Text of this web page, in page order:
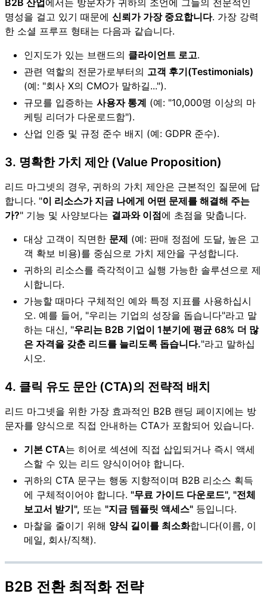
명성을 걸고 있기 때문에 신뢰가 가장 중요합니다. 가장 강력
한 소셜 프루프 형태는 다음과 같습니다.
인지도가 있는 브랜드의 클라이언트 로고.
관련 역할의 전문가로부터의 고객 후기(Testimonials)
(예: "회사 X의 CMO가 말하길...").
규모를 입증하는 사용자 통계 (예: "10,000명 이상의 마
케팅 리더가 다운로드함").
산업 인증 및 규정 준수 배지 (예: GDPR 준수).
3. 명확한 가치 제안 (Value Proposition)
리드 마그넷의 경우, 귀하의 가치 제안은 근본적인 질문에 답
합니다. "이 리소스가 지금 나에게 어떤 문제를 해결해 주는
가?" 기능 및 사양보다는 결과와 이점에 초점을 맞춥니다.
대상 고객이 직면한 문제 (예: 판매 정점에 도달, 높은 고
객 확보 비용)를 중심으로 가치 제안을 구성합니다.
귀하의 리소스를 즉각적이고 실행 가능한 솔루션으로 제
시합니다.
가능할 때마다 구체적인 예와 특정 지표를 사용하십시
오. 예를 들어, "우리는 기업의 성장을 돕습니다"라고 말
하는 대신, "우리는 B2B 기업이 1분기에 평균 68% 더 많
은 자격을 갖춘 리드를 늘리도록 돕습니다."라고 말하십
시오.
4. 클릭 유도 문안 (CTA)의 전략적 배치
리드 마그넷을 위한 가장 효과적인 B2B 랜딩 페이지에는 방
문자를 양식으로 직접 안내하는 CTA가 포함되어 있습니다.
기본 CTA는 히어로 섹션에 직접 삽입되거나 즉시 액세
스할 수 있는 리드 양식이어야 합니다.
귀하의 CTA 문구는 행동 지향적이며 B2B 리소스 획득
에 구체적이어야 합니다. "무료 가이드 다운로드", "전체
보고서 받기", 또는 "지금 템플릿 액세스" 등입니다.
마찰을 줄이기 위해 양식 길이를 최소화합니다(이름, 이
메일, 회사/직책).
B2B 전환 최적화 전략